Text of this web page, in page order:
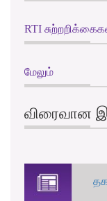
RTI
மேலும்
விரைவான